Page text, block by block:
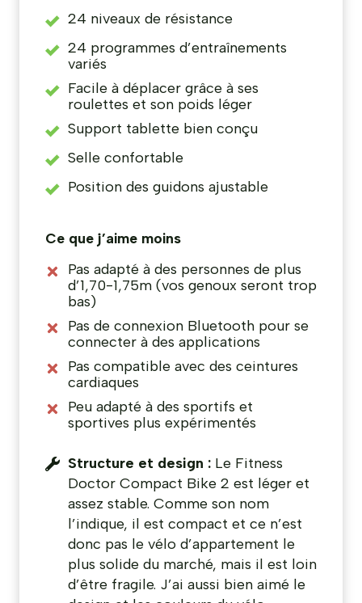
24 niveaux de résistance
24 programmes d’entraînements
variés
Facile à déplacer grâce à ses
roulettes et son poids léger
Support tablette bien conçu
Selle confortable
Position des guidons ajustable
Ce que j’aime moins
Pas adapté à des personnes de plus
d’1,70-1,75m (vos genoux seront trop
bas)
Pas de connexion Bluetooth pour se
connecter à des applications
Pas compatible avec des ceintures
cardiaques
Peu adapté à des sportifs et
sportives plus expérimentés
Structure et design : Le Fitness
Doctor Compact Bike 2 est léger et
assez stable. Comme son nom
l’indique, il est compact et ce n’est
donc pas le vélo d’appartement le
plus solide du marché, mais il est loin
d’être fragile. J’ai aussi bien aimé le